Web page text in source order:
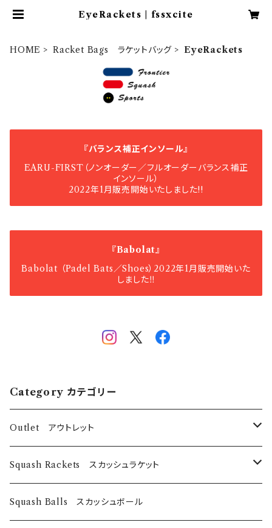
EyeRackets | fssxcite
HOME Racket Bags ラケットバッグ EyeRackets
『バランス補正インソール』
EARU-FIRST（ノンオーダー／フルオーダーバランス補正
インソール）
2022年1月販売開始いたしました!!
『Babolat』
Babolat （Padel Bats／Shoes）2022年1月販売開始いた
しました‼️
Category カテゴリー
Outlet アウトレット
スカッシュラケット
EyeRackets
パデルバット
Squash Rackets スカッシュラケット
EyeRackets
Squash Balls スカッシュボール